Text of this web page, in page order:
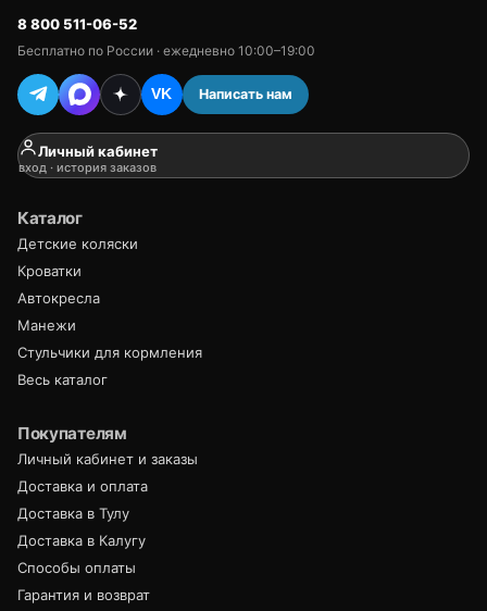
8 800 511-06-52
Бесплатно по России · ежедневно 10:00–19:00
VK Написать нам
Личный кабинет
вход · история заказов
Каталог
Детские коляски
Кроватки
Автокресла
Манежи
Стульчики для кормления
Весь каталог
Покупателям
Личный кабинет и заказы
Доставка и оплата
Доставка в Тулу
Доставка в Калугу
Способы оплаты
Гарантия и возврат